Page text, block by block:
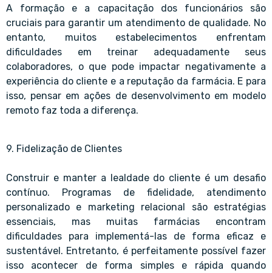
A formação e a capacitação dos funcionários são
cruciais para garantir um atendimento de qualidade. No
entanto, muitos estabelecimentos enfrentam
dificuldades em treinar adequadamente seus
colaboradores, o que pode impactar negativamente a
experiência do cliente e a reputação da farmácia. E para
isso, pensar em ações de desenvolvimento em modelo
remoto faz toda a diferença.
9. Fidelização de Clientes
Construir e manter a lealdade do cliente é um desafio
contínuo. Programas de fidelidade, atendimento
personalizado e marketing relacional são estratégias
essenciais, mas muitas farmácias encontram
dificuldades para implementá-las de forma eficaz e
sustentável. Entretanto, é perfeitamente possível fazer
isso acontecer de forma simples e rápida quando